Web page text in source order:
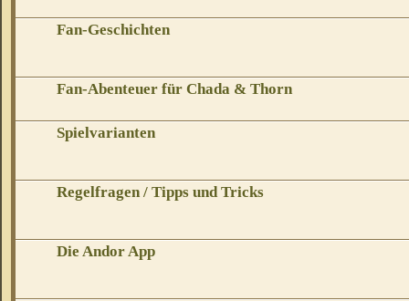
Fan-Geschichten
Fan-Abenteuer für Chada & Thorn
Spielvarianten
Regelfragen / Tipps und Tricks
Die Andor App